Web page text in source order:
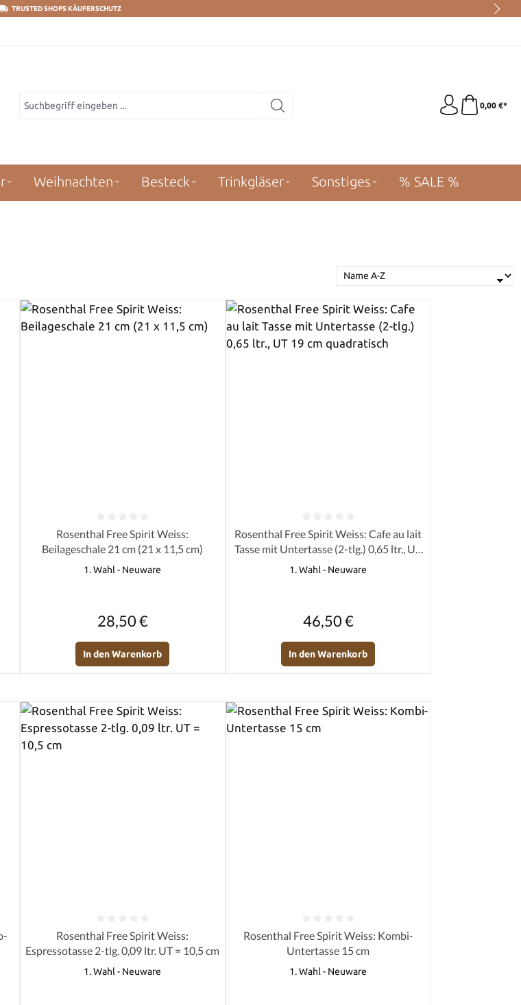
TRUSTED SHOPS KÄUFERSCHUTZ
0,00 €*
Weihnachten Besteck Trinkgläser Sonstiges % SALE %
von 5 Sternen
Durchschnittliche Bewertung von 0 von 5 Sternen
Rosenthal Free Spirit Weiss:
Beilageschale 21 cm (21 x 11,5 cm)
1. Wahl - Neuware
28,50 €
In den Warenkorb
Durchschnittliche Bewertung von 0 von 5 Sternen
Rosenthal Free Spirit Weiss: Cafe au lait
Tasse mit Untertasse (2-tlg.) 0,65 ltr., UT
19 cm quadratisch
1. Wahl - Neuware
46,50 €
In den Warenkorb
von 5 Sternen
Durchschnittliche Bewertung von 0 von 5 Sternen
Rosenthal Free Spirit Weiss:
Espressotasse 2-tlg. 0,09 ltr. UT = 10,5 cm
1. Wahl - Neuware
Durchschnittliche Bewertung von 0 von 5 Sternen
Rosenthal Free Spirit Weiss: Kombi-
Untertasse 15 cm
1. Wahl - Neuware